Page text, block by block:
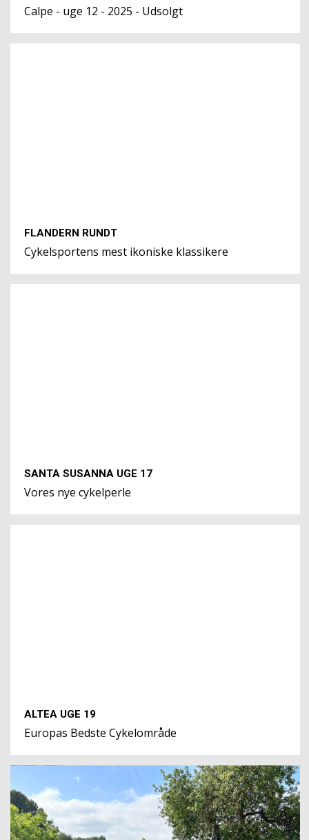
Calpe - uge 12 - 2025 - Udsolgt
FLANDERN RUNDT
Cykelsportens mest ikoniske klassikere
SANTA SUSANNA UGE 17
Vores nye cykelperle
ALTEA UGE 19
Europas Bedste Cykelområde